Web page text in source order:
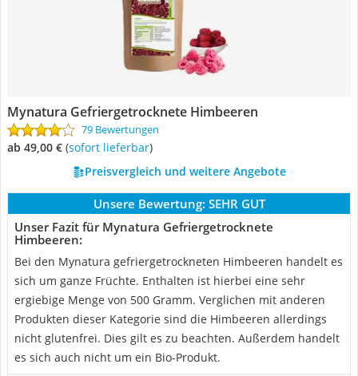
Mynatura Gefriergetrocknete Himbeeren
79 Bewertungen
ab 49,00 € ( Sofort lieferbar)
Preisvergleich und weitere Angebote
Unsere Bewertung: SEHR GUT
Unser Fazit für Mynatura Gefriergetrocknete
Himbeeren:
Bei den Mynatura gefriergetrockneten Himbeeren handelt es
sich um ganze Früchte. Enthalten ist hierbei eine sehr
ergiebige Menge von 500 Gramm. Verglichen mit anderen
Produkten dieser Kategorie sind die Himbeeren allerdings
nicht glutenfrei. Dies gilt es zu beachten. Außerdem handelt
es sich auch nicht um ein Bio-Produkt.